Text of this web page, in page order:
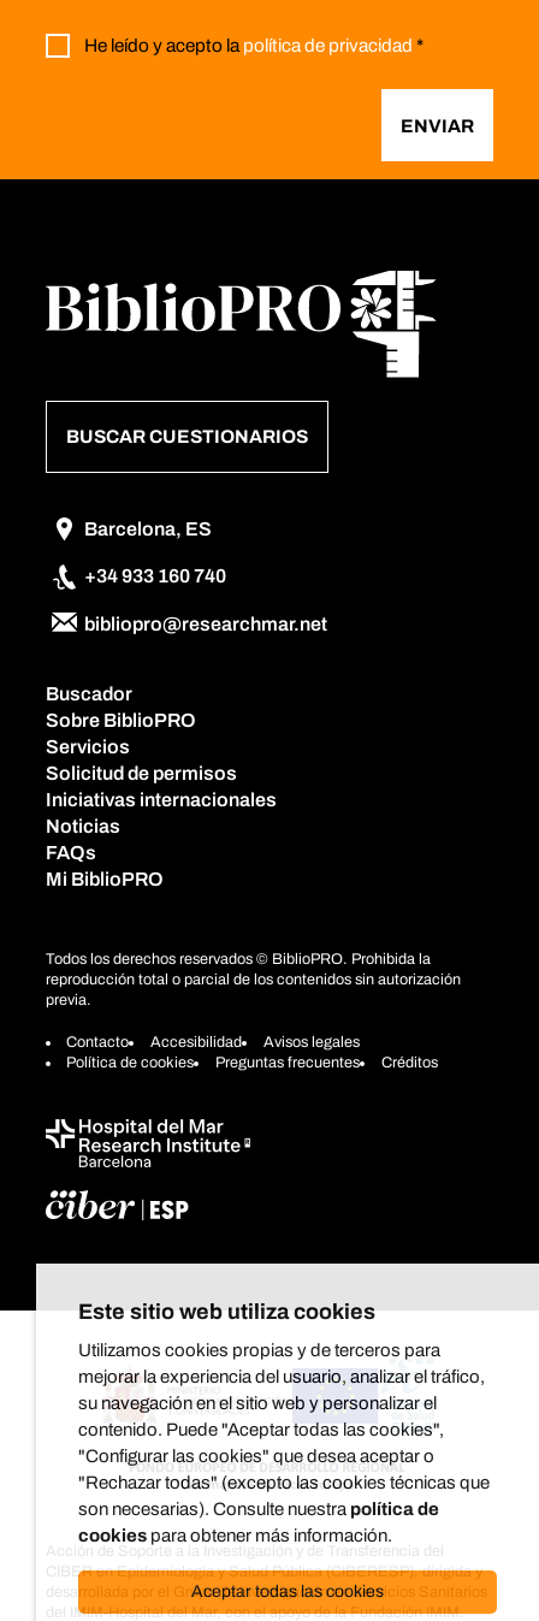
He leído y acepto lapolítica de privacidad *
ENVIAR
BUSCAR CUESTIONARIOS
Barcelona, ES
+34 933 160 740
bibliopro@researchmar.net
Buscador
Sobre BiblioPRO
Servicios
Solicitud de permisos
Iniciativas internacionales
Noticias
FAQs
Mi BiblioPRO
Todos los derechos reservados © BiblioPRO. Prohibida la
reproducción total o parcial de los contenidos sin autorización
previa.
Contacto Accesibilidad
Avisos legales
Política de cookies
Preguntas frecuentes Créditos
Acción de Soporte a la Investigación y de Transferencia del
CIBER en Epidemiología y Salud Pública (CIBERESP), dirigida y
desarrollada por el Grupo de investigación en Servicios Sanitarios
del IMIM-Hospital del Mar, con el apoyo de la Fundación IMIM.
Este sitio web utiliza cookies
Utilizamos cookies propias y de terceros para
mejorar la experiencia del usuario, analizar el tráfico,
su navegación en el sitio web y personalizar el
contenido. Puede "Aceptar todas las cookies",
"Configurar las cookies" que desea aceptar o
"Rechazar todas" (excepto las cookies técnicas que
son necesarias). Consulte nuestra política de
cookies para obtener más información.
Aceptar todas las cookies